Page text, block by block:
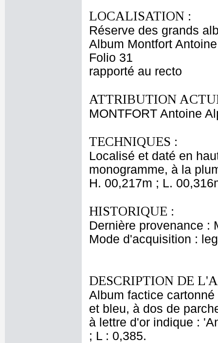
LOCALISATION :
Réserve des grands
Album Montfort
Folio 31
rapporté au recto
ATTRIBUTION
MONTFORT Antoine
TECHNIQUES :
Localisé et daté en
monogramme, à la
H. 00,217m ; L.
HISTORIQUE :
Dernière provenance :
Mode d'acquisition :
DESCRIPTION DE
Album factice
et bleu, à dos de
à lettre d'or indique :
; L : 0,385.